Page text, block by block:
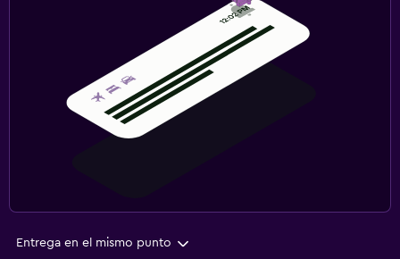
Entrega en el mismo punto